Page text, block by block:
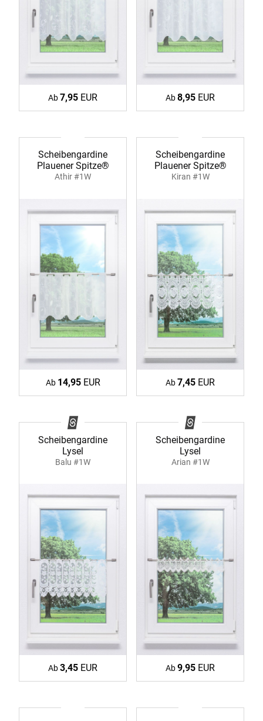
Ab7,95 EUR Ab8,95 EUR
Scheibengardine
Plauener Spitze®
Athir #1W
Ab 14,95EUR
Scheibengardine
Plauener Spitze®
Kiran #1W
Ab7,45 EUR
Scheibengardine
Lysel
Balu #1W
Ab3,45 EUR
Scheibengardine
Lysel
Arian #1W
Ab9,95 EUR